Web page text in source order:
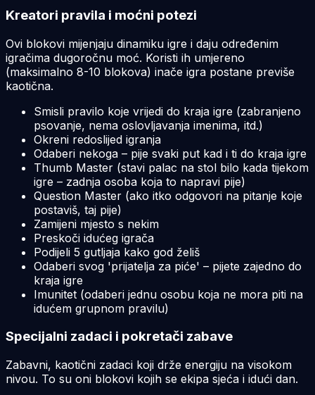
Kreatori pravila i moćni potezi
Ovi blokovi mijenjaju dinamiku igre i daju određenim
igračima dugoročnu moć. Koristi ih umjereno
(maksimalno 8-10 blokova) inače igra postane previše
kaotična.
Smisli pravilo koje vrijedi do kraja igre (zabranjeno
psovanje, nema oslovljavanja imenima, itd.)
Okreni redoslijed igranja
Odaberi nekoga – pije svaki put kad i ti do kraja igre
Thumb Master (stavi palac na stol bilo kada tijekom
igre – zadnja osoba koja to napravi pije)
Question Master (ako itko odgovori na pitanje koje
postaviš, taj pije)
Zamijeni mjesto s nekim
Preskoči idućeg igrača
Podijeli 5 gutljaja kako god želiš
Odaberi svog 'prijatelja za piće' – pijete zajedno do
kraja igre
Imunitet (odaberi jednu osobu koja ne mora piti na
idućem grupnom pravilu)
Specijalni zadaci i pokretači zabave
Zabavni, kaotični zadaci koji drže energiju na visokom
nivou. To su oni blokovi kojih se ekipa sjeća i idući dan.